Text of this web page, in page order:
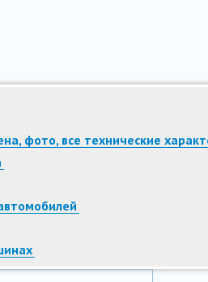
фото, все технические